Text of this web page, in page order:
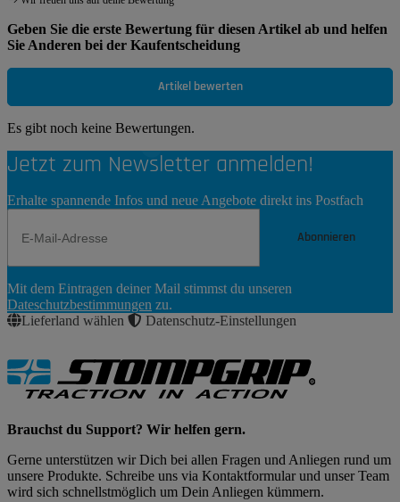
Geben Sie die erste Bewertung für diesen Artikel ab und helfen
Sie Anderen bei der Kaufentscheidung
Artikel bewerten
Es gibt noch keine Bewertungen.
Jetzt zum Newsletter anmelden!
Erhalte spannende Infos und neue Angebote direkt ins Postfach
Abonnieren
Abonnieren
Mit dem Eintragen deiner Mail stimmst du unseren
Dateschutzbestimmungen zu.
Lieferland wählen
Datenschutz-Einstellungen
Brauchst du Support? Wir helfen gern.
Gerne unterstützen wir Dich bei allen Fragen und Anliegen rund um
unsere Produkte. Schreibe uns via Kontaktformular und unser Team
wird sich schnellstmöglich um Dein Anliegen kümmern.